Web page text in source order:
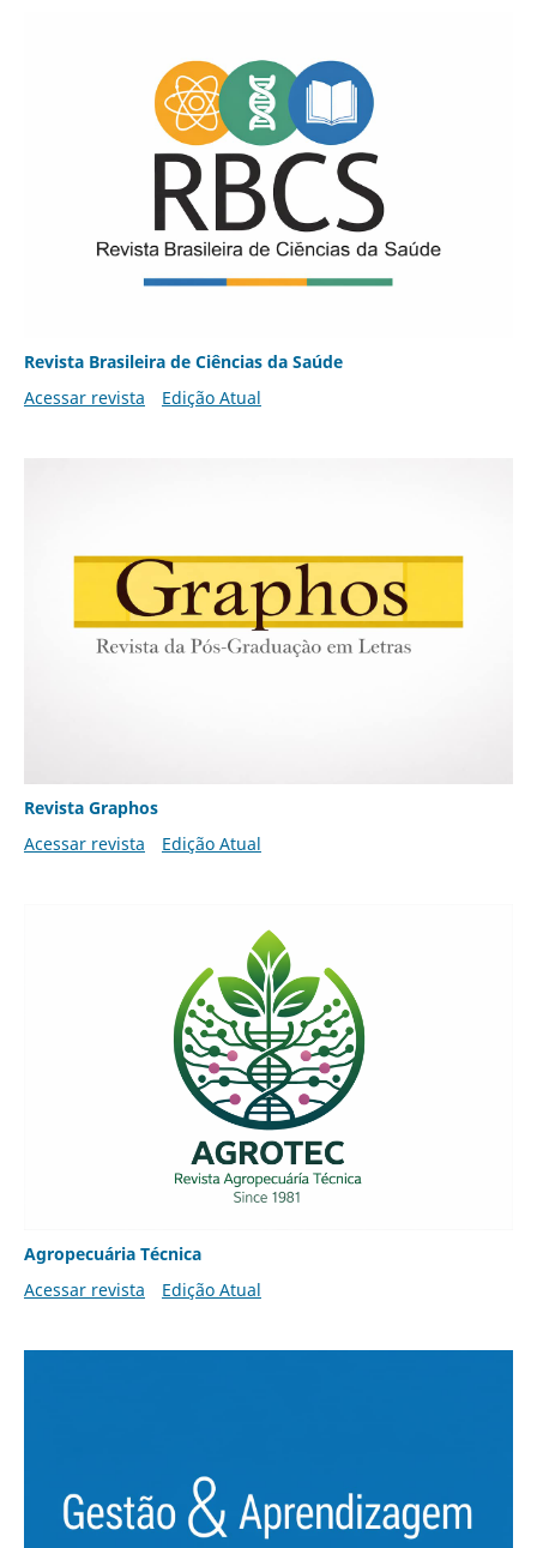
Revista Brasileira de Ciências da Saúde
Acessar revista
Edição Atual
Revista Graphos
Acessar revista
Edição Atual
Agropecuária Técnica
Acessar revista
Edição Atual